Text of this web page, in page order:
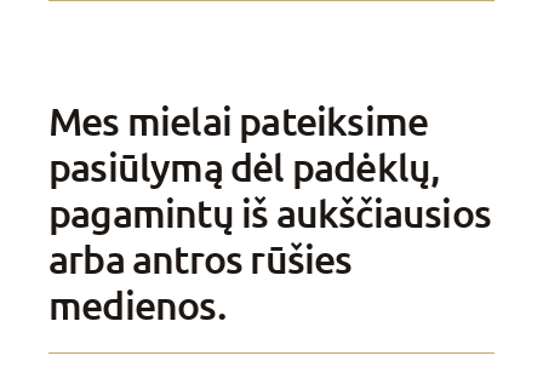
Mes mielai pateiksime
pasiūlymą dėl padėklų,
pagamintų iš aukščiausios
arba antros rūšies
medienos.